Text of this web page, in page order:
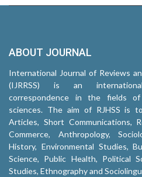
ABOUT JOURNAL
International Journal of Reviews
(IJRRSS) is an
correspondence in the fields
sciences. The aim of RJHSS is
Articles, Short Communications,
Commerce, Anthropology,
History, Environmental Studies,
Science, Public Health, Political
Studies, Ethnography and